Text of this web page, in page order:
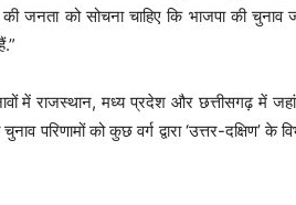
जनता को सोचना चाहिए कि भाजपा की चुनाव
में राजस्थान, मध्य प्रदेश और छत्तीसगढ़ में
परिणामों को कुछ वर्ग द्वारा ‘उत्तर-